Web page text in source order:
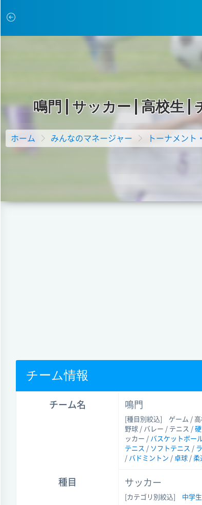
鳴門 サッカー|高校生|
ホーム みんなのマネージャー トーナメント
チーム情報
チーム名 鳴門
[種目別絞込]
ゲーム /
野球 / バレー / テニス /
ッカー / バスケットボー
テニス / ソフトテニス /
/ バドミントン / 卓球 / 柔
種目 サッカー
[カテゴリ別絞込] 中学生